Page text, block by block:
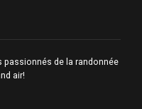
passionnés de la randonnée
air!